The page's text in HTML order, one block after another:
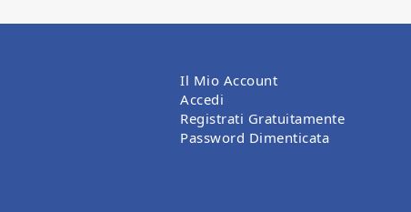
Il Mio Account
Accedi
Registrati Gratuitamente
Password Dimenticata